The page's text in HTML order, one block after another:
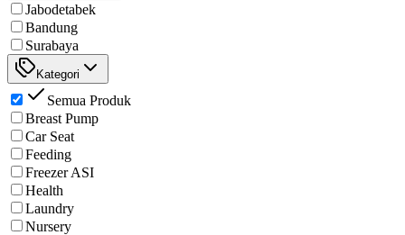
Jabodetabek
Bandung
Surabaya
Kategori
Semua Produk
Breast Pump
Car Seat
Feeding
Freezer ASI
Health
Laundry
Nursery